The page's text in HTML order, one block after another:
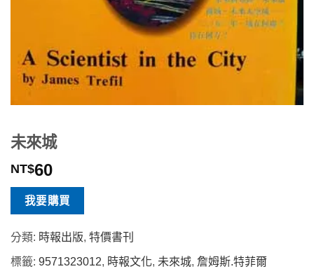
未來城
NT$60
我要購買
分類: 時報出版, 特價書刊
標籤: 9571323012, 時報文化, 未來城, 詹姆斯.特菲爾